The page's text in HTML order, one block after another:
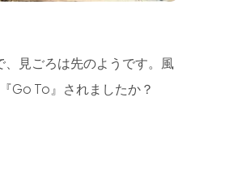
見ごろは先のようです。風
Go To』されましたか？